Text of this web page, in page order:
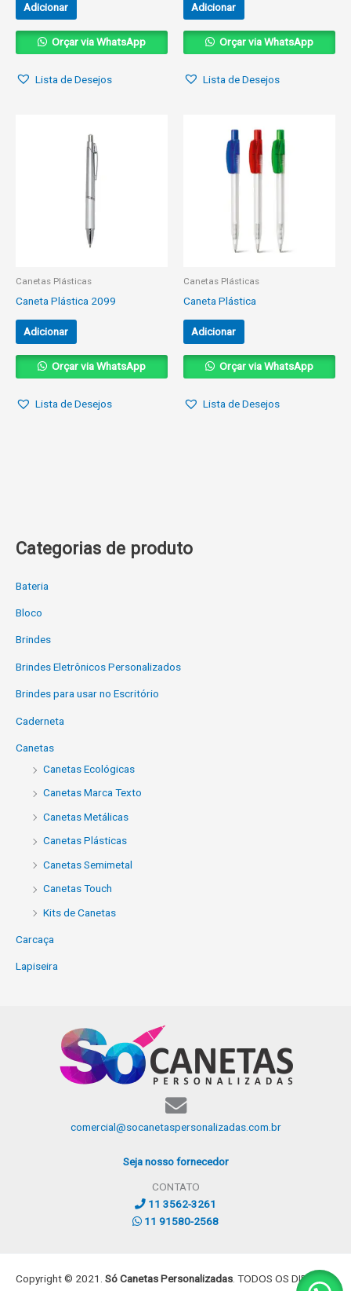
Categorias de produto
Bateria
Bloco
Brindes
Brindes Eletrônicos Personalizados
Brindes para usar no Escritório
Caderneta
Canetas
Canetas Ecológicas
Canetas Marca Texto
Canetas Metálicas
Canetas Plásticas
Canetas Semimetal
Canetas Touch
Kits de Canetas
Carcaça
Lapiseira
Adicionar
Orçar via WhatsApp
Lista de Desejos
Adicionar
Orçar via WhatsApp
Lista de Desejos
Canetas Plásticas
Caneta Plástica 2099
Adicionar
Orçar via WhatsApp
Lista de Desejos
Canetas Plásticas
Caneta Plástica
Adicionar
Orçar via WhatsApp
Lista de Desejos
comercial@socanetaspersonalizadas.com.br
Seja nosso fornecedor
CONTATO
11 3562-3261
11 91580-2568
Copyright © 2021. Só Canetas Personalizadas . TODOS OS DIREITOS